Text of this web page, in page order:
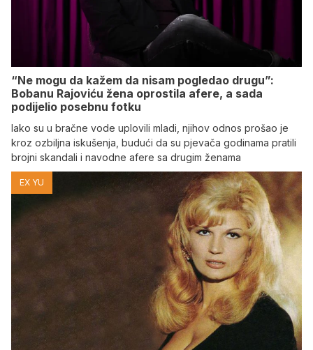
“Ne mogu da kažem da nisam pogledao drugu”:
Bobanu Rajoviću žena oprostila afere, a sada
podijelio posebnu fotku
Iako su u bračne vode uplovili mladi, njihov odnos prošao je
kroz ozbiljna iskušenja, budući da su pjevača godinama pratili
brojni skandali i navodne afere sa drugim ženama
EX YU